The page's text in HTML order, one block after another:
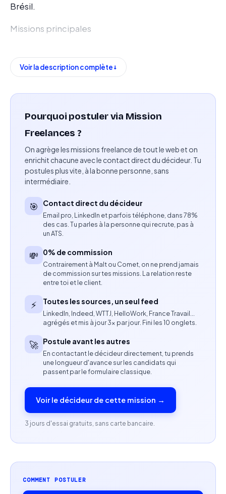
Brésil.
Missions principales
opérationnel des programmes (Expo Favela
Innovation, Favela HUB).
Mise à jour et gestion des outils de suivi de projet
(Notion, Google Drive).
Rédaction de comptes-rendus, notes de synthèse
et documents de suivi.
Rédaction de contenus bilingues français /
presse).
Gestion des réseaux sociaux et production de
contenus digitaux, y compris vidéo.
Coordination logistique des événements
(prestataires, bénévoles, organisation terrain).
Participation à la recherche de financements
(mécénat, sponsoring, subventions).
Compétences attendues
Excellente organisation et gestion des priorités.
Maîtrise du français et du portugais (niveau courant
indispensable).
Capacité rédactionnelle et communicationnelle.
Maîtrise d’outils de gestion de projet et de
Canva, etc.).
Autonomie, proactivité et capacité à évoluer dans
Voir la description complète
Pourquoi postuler via Mission
Freelances ?
On agrège les missions freelance de tout le web et on
enrichit chacune avec le contact direct du décideur. Tu
postules plus vite, à la bonne personne, sans
intermédiaire.
🎯 Contact direct du décideur
Email pro, LinkedIn et parfois téléphone, dans 78%
des cas. Tu parles à la personne qui recrute, pas à
un ATS.
💸 0% de commission
Contrairement à Malt ou Comet, on ne prend jamais
de commission sur tes missions. La relation reste
entre toi et le client.
⚡ Toutes les sources, un seul feed
LinkedIn, Indeed, WTTJ, HelloWork, France Travail…
agrégés et mis à jour 3× par jour. Fini les 10 onglets.
🚀 Postule avant les autres
En contactant le décideur directement, tu prends
une longueur d'avance sur les candidats qui
passent par le formulaire classique.
Voir le décideur de cette mission →
3 jours d'essai gratuits, sans carte bancaire.
COMMENT POSTULER